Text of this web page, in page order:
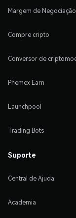
Margem de Negociação
Compre cripto
Conversor de
Phemex Earn
Launchpool
Trading Bots
Suporte
Central de Ajuda
Academia